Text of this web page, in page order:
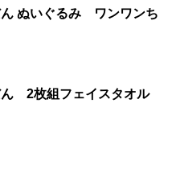
ん ぬいぐるみ ワンワンち
ん 2枚組フェイスタオル